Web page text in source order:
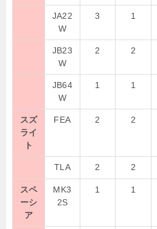
JA22
W
3 1
JB23
W
2 2
JB64
W
1 1
スズ
ライ
ト
FEA 2 2
TLA 2 2
スペ
ーシ
ア
MK3
2S
1 1